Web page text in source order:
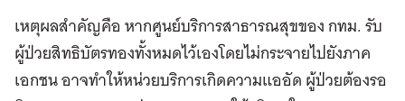
เหตุผลสำคัญคือ หากศูนย์บริการสาธารณสุขของ กทม. รับ
ผู้ป่วยสิทธิบัตรทองทั้งหมดไว้เองโดยไม่กระจายไปยังภาค
เอกชน อาจทำให้หน่วยบริการเกิดความแออัด ผู้ป่วยต้องรอ